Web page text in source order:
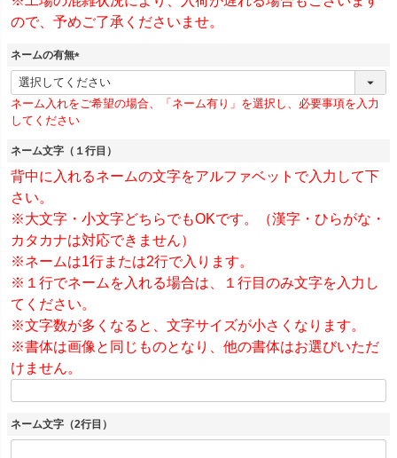
ので、予めご了承くださいませ。
ネームの有無
(
必
須
)
ネーム入れをご希望の場合、「ネーム有り」を選択し、必要事項を入力
してください
ネーム文字（１行目）
背中に入れるネームの文字をアルファベットで入力して下
さい。
※大文字・小文字どちらでもOKです。（漢字・ひらがな・
カタカナは対応できません）
※ネームは1行または2行で入ります。
※１行でネームを入れる場合は、１行目のみ文字を入力し
てください。
※文字数が多くなると、文字サイズが小さくなります。
※書体は画像と同じものとなり、他の書体はお選びいただ
けません。
ネーム文字（2行目）